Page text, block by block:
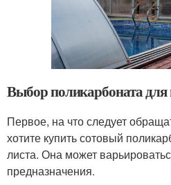
Выбор поликарбоната для
Первое, на что следует
хотите купить сотовый
листа. Она может
предназначения.